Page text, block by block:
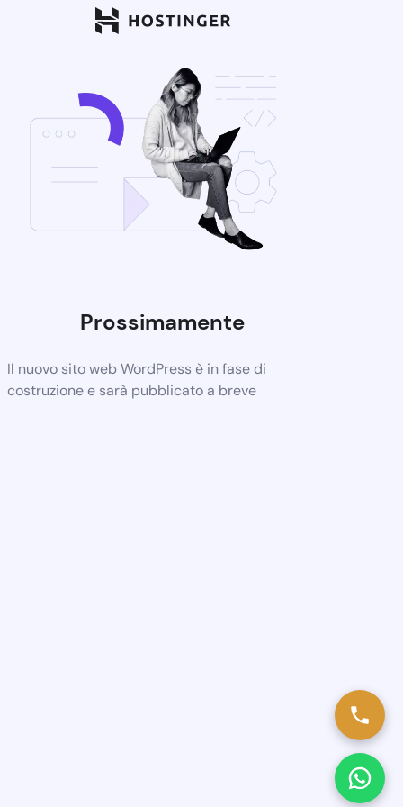
Prossimamente
Il nuovo sito web WordPress è in fase di
costruzione e sarà pubblicato a breve